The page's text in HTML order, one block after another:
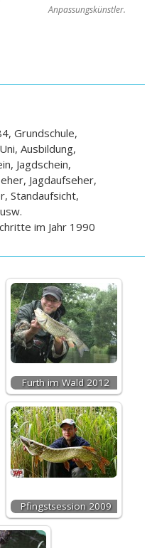
Anpassungskünstler.
Grundschule,
Ausbildung,
Jagdschein,
Jagdaufseher,
Standaufsicht,
im Jahr 1990
Furth im Wald 2012
Pfingstsession 2009